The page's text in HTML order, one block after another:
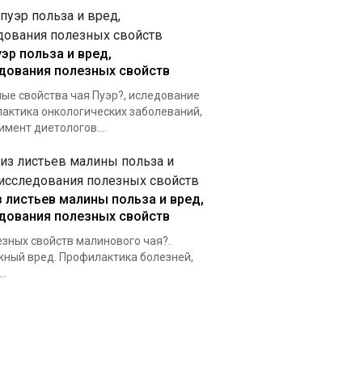
польза и вред,
полезных свойств
свойства чая Пуэр?, иследование
онкологических заболеваний,
диетологов....
листьев малины польза и вред,
полезных свойств
свойств малинового чая?.
вред. Профилактика болезней,